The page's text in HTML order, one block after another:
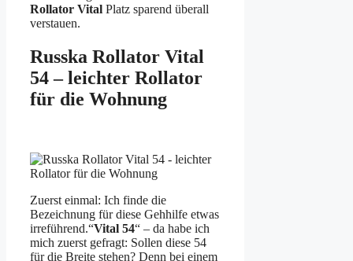
Rollator Vital Platz sparend überall
verstauen.
Russka Rollator Vital
54 – leichter Rollator
für die Wohnung
Zuerst einmal: Ich finde die
Bezeichnung für diese Gehhilfe etwas
irreführend.“Vital 54“ – da habe ich
mich zuerst gefragt: Sollen diese 54
für die Breite stehen? Denn bei einem